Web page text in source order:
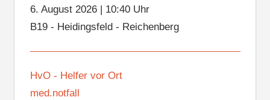
6. August 2026| 10:40 Uhr
B19 - Heidingsfeld - Reichenberg
HvO - Helfer vor Ort
med.notfall